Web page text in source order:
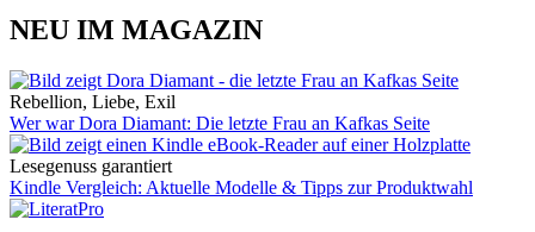
NEU IM MAGAZIN
Rebellion, Liebe, Exil
Wer war Dora Diamant: Die letzte Frau an Kafkas Seite
Lesegenuss garantiert
Kindle Vergleich: Aktuelle Modelle & Tipps zur Produktwahl